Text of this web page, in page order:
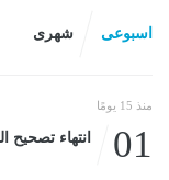
اسبوعى شهرى
منذ 15 يومًا
01 انتهاء تصحيح